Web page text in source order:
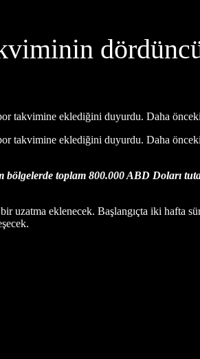
takvimine eklediğini duyurdu. Daha
takvimine eklediğini duyurdu. Daha
bölgelerde toplam 800.000 ABD Doları
uzatma eklenecek. Başlangıçta iki hafta